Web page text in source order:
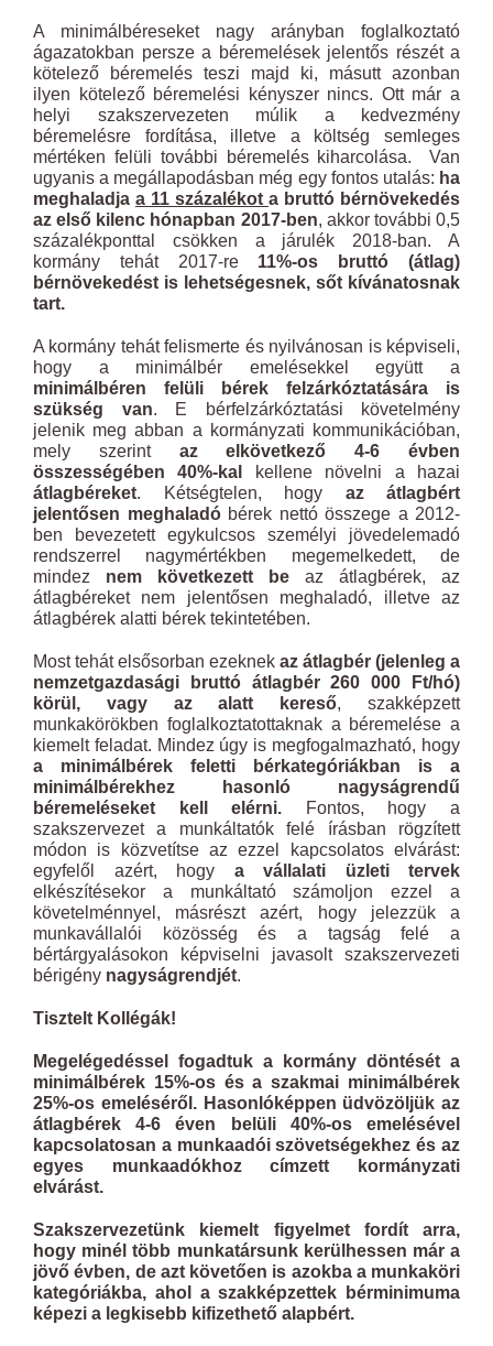
A minimálbéreseket nagy arányban foglalkoztató
ágazatokban persze a béremelések jelentős részét a
kötelező béremelés teszi majd ki, másutt azonban
ilyen kötelező béremelési kényszer nincs. Ott már a
helyi szakszervezeten múlik a kedvezmény
béremelésre fordítása, illetve a költség semleges
mértéken felüli további béremelés kiharcolása. Van
ugyanis a megállapodásban még egy fontos utalás: ha
meghaladja a 11 százalékot a bruttó bérnövekedés
az első kilenc hónapban 2017-ben, akkor további 0,5
százalékponttal csökken a járulék 2018-ban. A
kormány tehát 2017-re 11%-os bruttó (átlag)
bérnövekedést is lehetségesnek, sőt kívánatosnak
tart.
A kormány tehát felismerte és nyilvánosan is képviseli,
hogy a minimálbér emelésekkel együtt a
minimálbéren felüli bérek felzárkóztatására is
szükség van. E bérfelzárkóztatási követelmény
jelenik meg abban a kormányzati kommunikációban,
mely szerint az elkövetkező 4-6 évben
összességében 40%-kal
kellene növelni a hazai
átlagbéreket. Kétségtelen, hogy az átlagbért
jelentősen meghaladóbérek nettó összege a 2012-
ben bevezetett egykulcsos személyi jövedelemadó
rendszerrel nagymértékben megemelkedett, de
mindez nem következett be az átlagbérek, az
átlagbéreket nem jelentősen meghaladó, illetve az
átlagbérek alatti bérek tekintetében.
Most tehát elsősorban ezeknek az átlagbér (jelenleg a
nemzetgazdasági bruttó átlagbér 260 000 Ft/hó)
körül, vagy az alatt kereső, szakképzett
munkakörökben foglalkoztatottaknak a béremelése a
kiemelt feladat. Mindez úgy is megfogalmazható, hogy
a minimálbérek feletti bérkategóriákban is a
minimálbérekhez hasonló nagyságrendű
béremeléseket kell elérni.
Fontos, hogy a
szakszervezet a munkáltatók felé írásban rögzített
módon is közvetítse az ezzel kapcsolatos elvárást:
egyfelől azért, hogy a vállalati üzleti tervek
elkészítésekor a munkáltató számoljon ezzel a
követelménnyel, másrészt azért, hogy jelezzük a
munkavállalói közösség és a tagság felé a
bértárgyalásokon képviselni javasolt szakszervezeti
bérigény nagyságrendjét.
Tisztelt Kollégák!
Megelégedéssel fogadtuk a kormány döntését a
minimálbérek 15%-os és a szakmai minimálbérek
25%-os emeléséről. Hasonlóképpen üdvözöljük az
átlagbérek 4-6 éven belüli 40%-os emelésével
kapcsolatosan a munkaadói szövetségekhez és az
egyes munkaadókhoz címzett kormányzati
elvárást.
Szakszervezetünk kiemelt figyelmet fordít arra,
hogy minél több munkatársunk kerülhessen már a
jövő évben, de azt követően is azokba a munkaköri
kategóriákba, ahol a szakképzettek bérminimuma
képezi a legkisebb kifizethető alapbért.